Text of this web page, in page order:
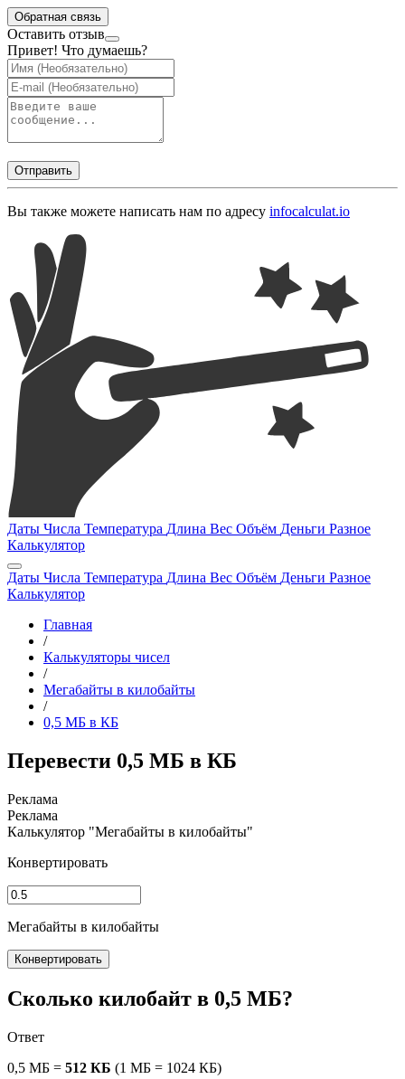
Обратная связь
Оставить отзыв
Привет! Что думаешь?
Отправить
Вы также можете написать нам по адресу infocalculat.io
Даты Числа Температура Длина Вес Объём Деньги Разное
Калькулятор
Даты Числа Температура Длина Вес Объём Деньги Разное
Калькулятор
Главная
/
Калькуляторы чисел
/
Мегабайты в килобайты
/
0,5 МБ в КБ
Перевести 0,5 МБ в КБ
Калькулятор "Мегабайты в килобайты"
Конвертировать
Мегабайты в килобайты
Конвертировать
Сколько килобайт в 0,5 МБ?
Ответ
0,5 МБ = 512 КБ (1 МБ = 1024 КБ)